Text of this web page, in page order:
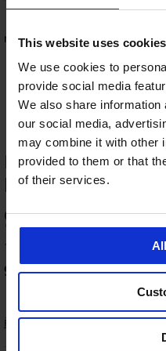
This website uses cookies
We use cookies to
provide social media
We also share
our social media,
may combine it with other
provided to them or that
of their services.
4,9
Soft Comfort bez
869
4,84,8
Stahovací
otevřeným
Stahovací
BESTSELLER
body
Elsie
HODNOCENÍ
body Lora
96
145 zákazníků produkt
95% zákazníků produkt
Řazení